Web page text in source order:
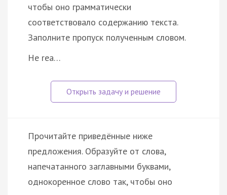
чтобы оно грамматически
соответствовало содержанию текста.
Заполните пропуск полученным словом.
He rea…
Прочитайте приведённые ниже
предложения. Образуйте от слова,
напечатанного заглавными буквами,
однокоренное слово так, чтобы оно